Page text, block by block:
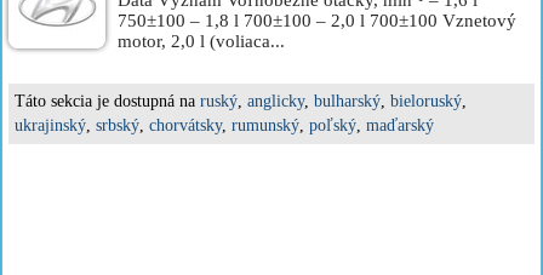
750±100 – 1,8 l 700±100 – 2,0 l 700±100 Vznetový
motor, 2,0 l (voliaca...
Táto sekcia je dostupná na ruský, anglicky, bulharský, bieloruský,
ukrajinský, srbský, chorvátsky, rumunský, poľský, maďarský